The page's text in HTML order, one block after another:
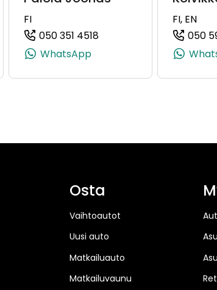
0041) 0505052665, +358 50 505 2665)
FI
050 351 4518
(+358503514518,
WhatsApp
FI, EN
050
Osta
Vaihtoautot
Uusi auto
Matkailuauto
Matkailuvaunu